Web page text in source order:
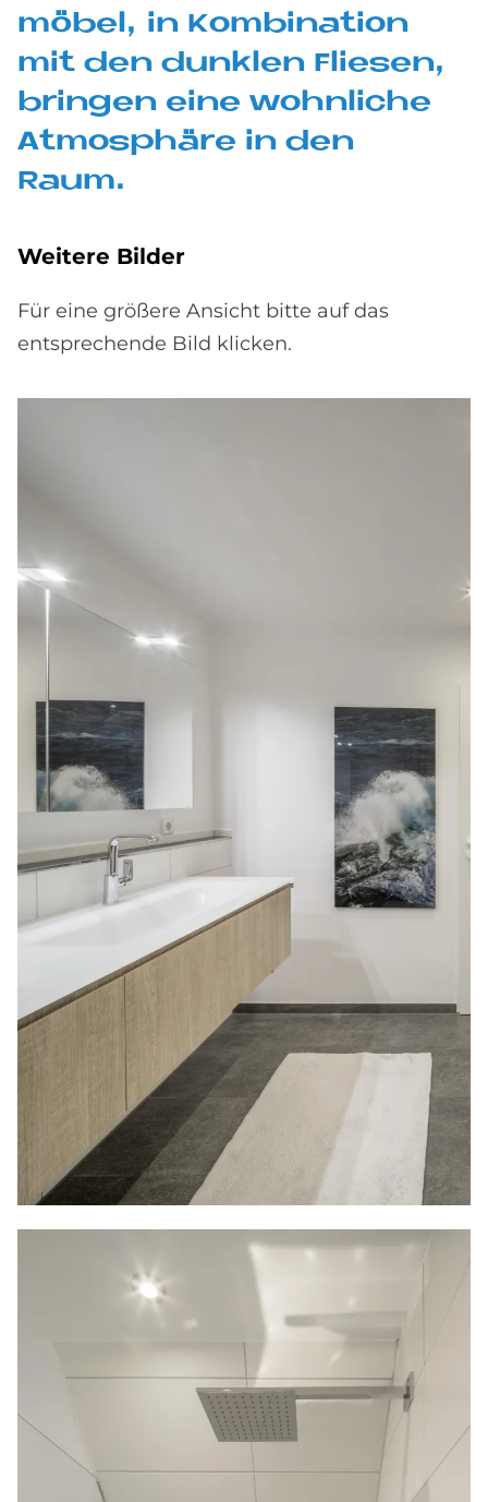
mö­bel, in Kom­bi­na­ti­on
mit den dunklen Flie­sen,
brin­gen eine wohn­li­che
At­mo­sphä­re in den
Raum.
Wei­te­re Bil­der
Für eine größere Ansicht bitte auf das
entsprechende Bild klicken.